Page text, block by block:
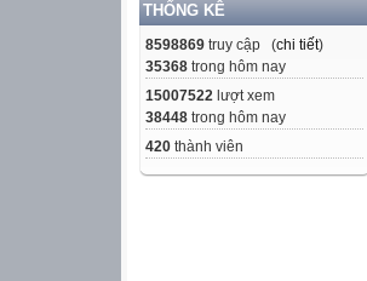
THỐNG KÊ
8598869 truy cập (chi tiết)
35368 trong hôm nay
15007522 lượt xem
38448 trong hôm nay
420 thành viên